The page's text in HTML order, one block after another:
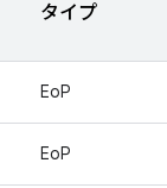
タイプ
EoP
EoP